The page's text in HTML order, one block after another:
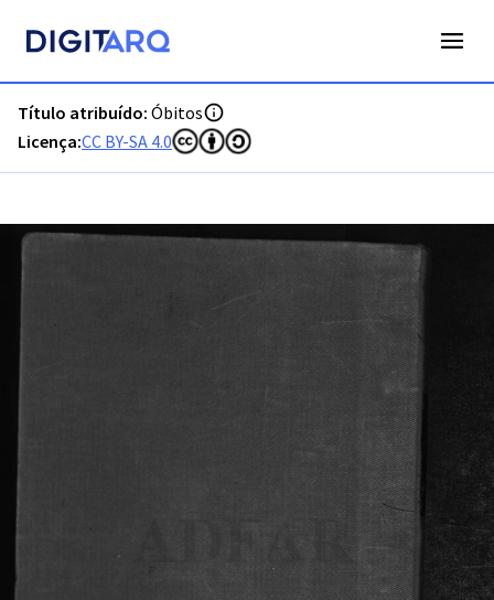
Título atribuído: Óbitos
Licença:CC BY-SA 4.0